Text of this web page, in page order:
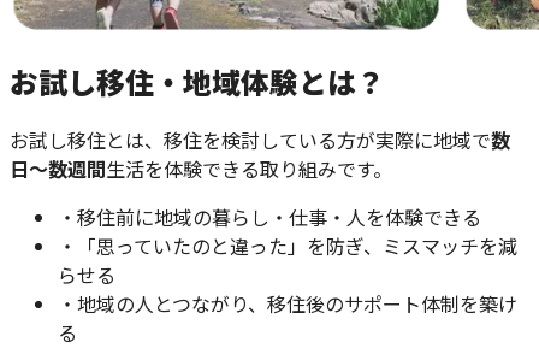
お試し移住・地域体験とは？
お試し移住とは、移住を検討している方が実際に地域で数
日〜数週間生活を体験できる取り組みです。
・移住前に地域の暮らし・仕事・人を体験できる
・「思っていたのと違った」を防ぎ、ミスマッチを減
らせる
・地域の人とつながり、移住後のサポート体制を築け
る